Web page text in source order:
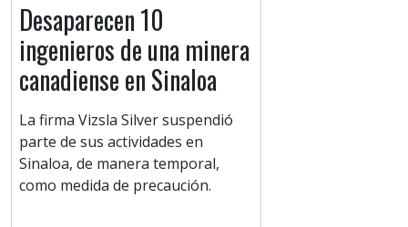
Desaparecen 10
ingenieros de una minera
canadiense en Sinaloa
La firma Vizsla Silver suspendió
parte de sus actividades en
Sinaloa, de manera temporal,
como medida de precaución.